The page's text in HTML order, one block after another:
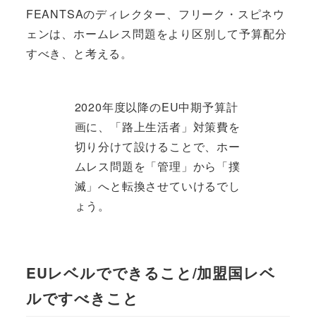
FEANTSAのディレクター、フリーク・スピネウ
ェンは、ホームレス問題をより区別して予算配分
すべき、と考える。
2020年度以降のEU中期予算計
画に、「路上生活者」対策費を
切り分けて設けることで、ホー
ムレス問題を「管理」から「撲
滅」へと転換させていけるでし
ょう。
EUレベルでできること/加盟国レベ
ルですべきこと